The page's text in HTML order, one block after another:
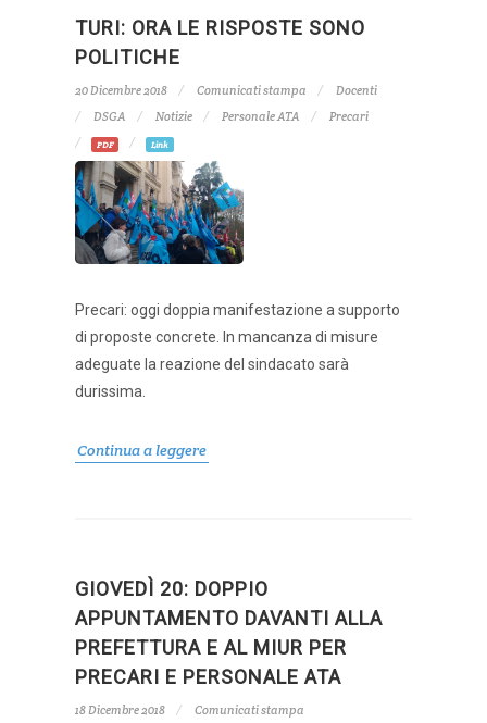
TURI: ORA LE RISPOSTE SONO
POLITICHE
20 Dicembre 2018 Comunicati stampa
Docenti
DSGA
Notizie Personale ATA Precari
PDF Link
Precari: oggi doppia manifestazione a supporto
di proposte concrete. In mancanza di misure
adeguate la reazione del sindacato sarà
durissima.
Continua a leggere
GIOVEDÌ 20: DOPPIO
APPUNTAMENTO DAVANTI ALLA
PREFETTURA E AL MIUR PER
PRECARI E PERSONALE ATA
18 Dicembre 2018
Comunicati stampa